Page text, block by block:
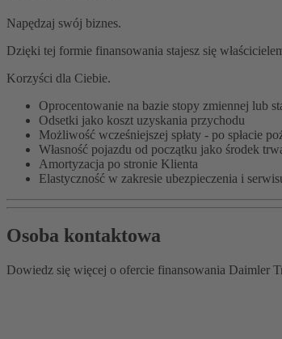
Napędzaj swój biznes.
Dzięki tej formie finansowania stajesz się
Korzyści dla Ciebie.
Oprocentowanie na bazie stopy zmiennej lub
Odsetki jako koszt uzyskania przychodu
Możliwość wcześniejszej spłaty - po spłacie
Własność pojazdu od początku jako środek
Amortyzacja po stronie Klienta
Elastyczność w zakresie ubezpieczenia i
Osoba kontaktowa
Dowiedz się więcej o ofercie finansowania Daimler